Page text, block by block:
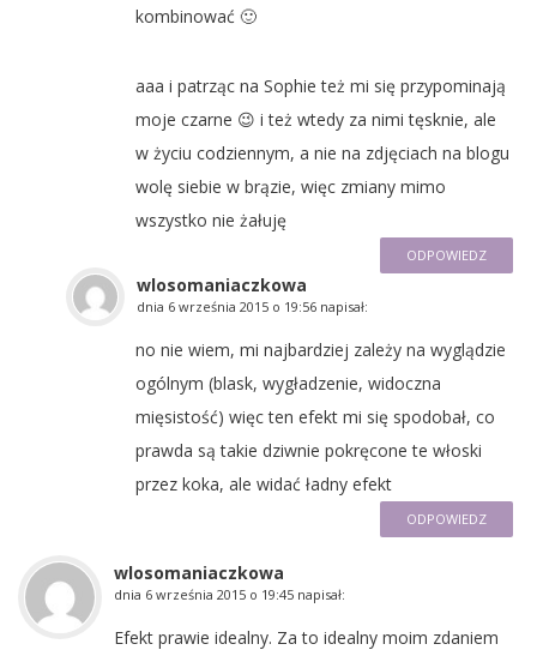
kombinować 🙂
aaa i patrząc na Sophie też mi się przypominają
moje czarne 😉 i też wtedy za nimi tęsknie, ale
w życiu codziennym, a nie na zdjęciach na blogu
wolę siebie w brązie, więc zmiany mimo
wszystko nie żałuję
ODPOWIEDZ
wlosomaniaczkowa
dnia 6 września 2015 o 19:56 napisał:
no nie wiem, mi najbardziej zależy na wyglądzie
ogólnym (blask, wygładzenie, widoczna
mięsistość) więc ten efekt mi się spodobał, co
prawda są takie dziwnie pokręcone te włoski
przez koka, ale widać ładny efekt
ODPOWIEDZ
wlosomaniaczkowa
dnia 6 września 2015 o 19:45 napisał:
Efekt prawie idealny. Za to idealny moim zdaniem